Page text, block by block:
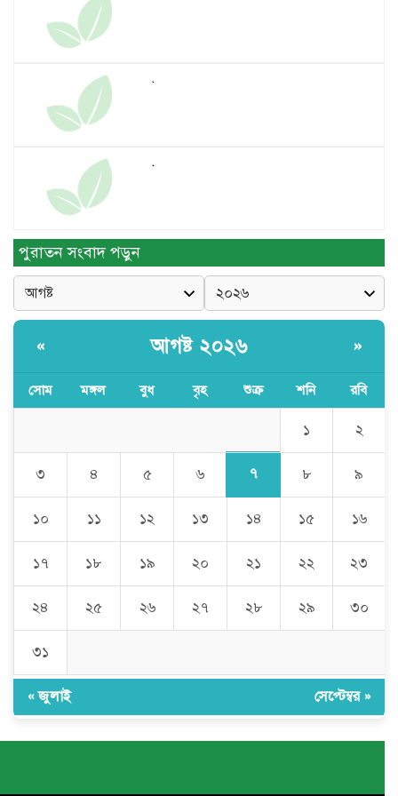
.
.
.
সম্প্রচার
.
পুরাতন সংবাদ পড়ুন
« আগষ্ট ২০২৬ »
সোম মঙ্গল বুধ বৃহ শুক্র শনি রবি
১ ২
৩ ৪ ৫ ৬ ৭ ৮ ৯
১০ ১১ ১২ ১৩ ১৪ ১৫ ১৬
১৭ ১৮ ১৯ ২০ ২১ ২২ ২৩
২৪ ২৫ ২৬ ২৭ ২৮ ২৯ ৩০
৩১
« জুলাই সেপ্টেম্বর »